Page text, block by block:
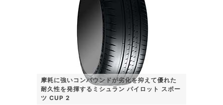
摩耗に強いコンパウンドが劣化を抑えて優れた
耐久性を発揮するミシュラン パイロット スポー
ツ CUP 2